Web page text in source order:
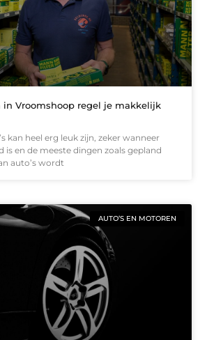
Vroomshoop regel je makkelijk
kan heel erg leuk zijn, zeker wanneer
is en de meeste dingen zoals gepland
auto’s wordt
AUTO’S EN MOTOREN